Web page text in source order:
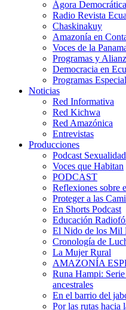
Ágora Democrática
Radio Revista
Chaskinakuy
Amazonía en
Voces de la
Programas y
Democracia en
Programas
Noticias
Red Informativa
Red Kichwa
Red Amazónica
Entrevistas
Producciones
Podcast Sexualidad
Voces que Habitan
PODCAST
Reflexiones sobre
Proteger a las
En Shorts Podcast
Educación
El Nido de los Mil
Cronología de
La Mujer Rural
AMAZONÍA
Runa Hampi:
ancestrales
En el barrio del
Por las rutas hacia